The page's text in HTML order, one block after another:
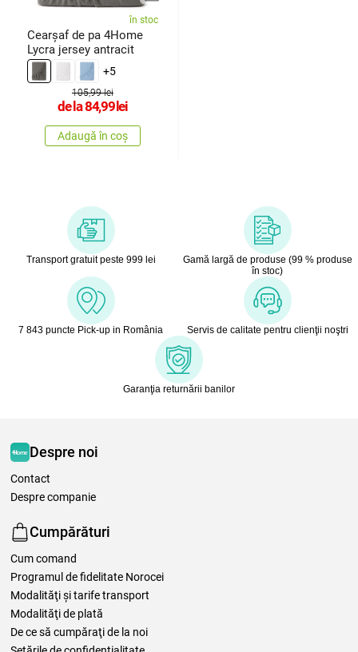
în stoc
Cearșaf de pa 4Home
Lycra jersey antracit
+5
105,99 lei
de la84,99 lei
Adaugă în coș
Transport gratuit peste 999 lei
Gamă largă de produse (99 % produse
în stoc)
7 843 puncte Pick-up in România Servis de calitate pentru clienţii noştri
Garanţia returnării banilor
Despre noi
Contact
Despre companie
Cumpărături
Cum comand
Programul de fidelitate Norocei
Modalităţi şi tarife transport
Modalităţi de plată
De ce să cumpăraţi de la noi